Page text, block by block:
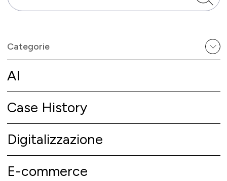
Categorie
AI
Case History
Digitalizzazione
E-commerce